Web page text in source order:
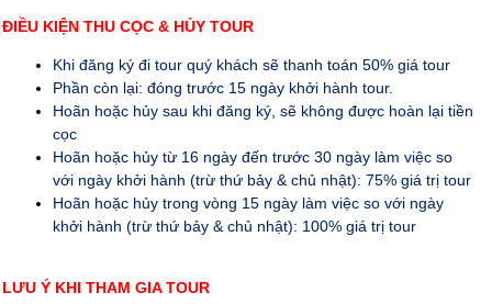
ĐIỀU KIỆN THU CỌC & HỦY TOUR
Khi đăng ký đi tour quý khách sẽ thanh toán 50% giá tour
Phần còn lại: đóng trước 15 ngày khởi hành tour.
Hoãn hoặc hủy sau khi đăng ký, sẽ không được hoàn lại tiền
cọc
Hoãn hoặc hủy từ 16 ngày đến trước 30 ngày làm việc so
với ngày khởi hành (trừ thứ bảy & chủ nhật): 75% giá trị tour
Hoãn hoặc hủy trong vòng 15 ngày làm việc so với ngày
khởi hành (trừ thứ bảy & chủ nhật): 100% giá trị tour
LƯU Ý KHI THAM GIA TOUR